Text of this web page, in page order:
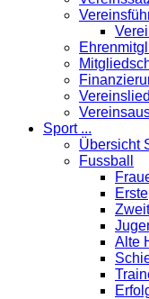
Vereinslied
Sport ...
Übersicht
Fussball
Erste
Alte